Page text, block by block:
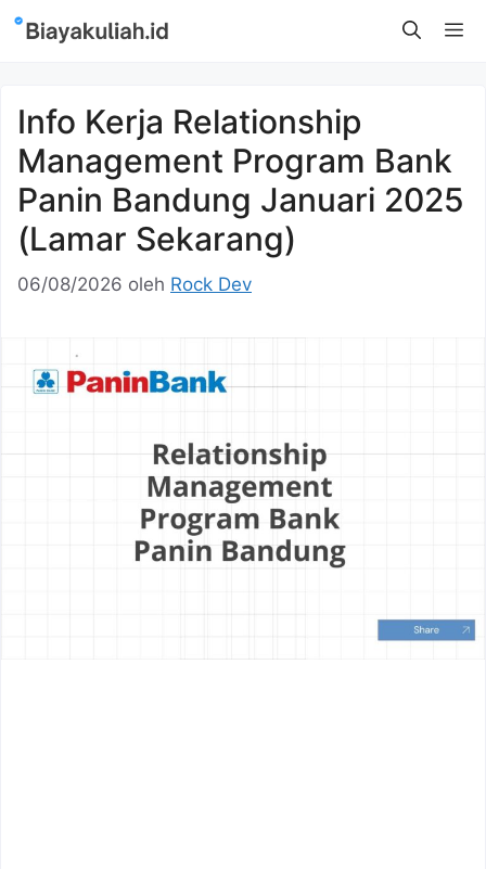
Langsung
Info Kerja Relationship
Management Program Bank
Panin Bandung Januari 2025
(Lamar Sekarang)
06/08/2026 oleh Rock Dev